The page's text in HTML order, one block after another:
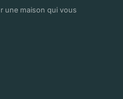
une maison qui vous